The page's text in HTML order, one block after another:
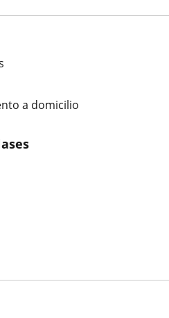
a domicilio